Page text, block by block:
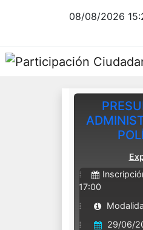
08/08/2026
17:00
29/06/